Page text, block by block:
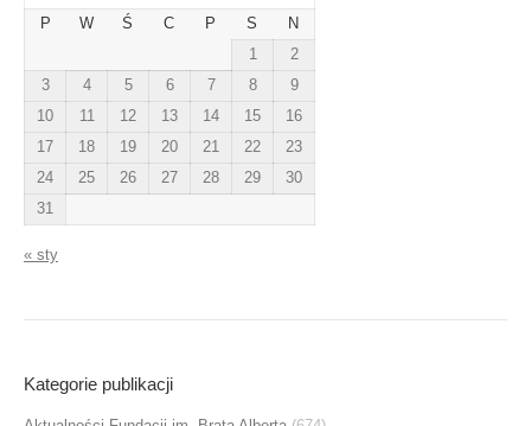
P
W Ś C P S
N
1
2
3
4 5 6 7 8
9
10
11 12 13 14 15
16
17
18 19 20 21 22
23
24
25 26 27 28 29
30
31
« sty
Kategorie publikacji